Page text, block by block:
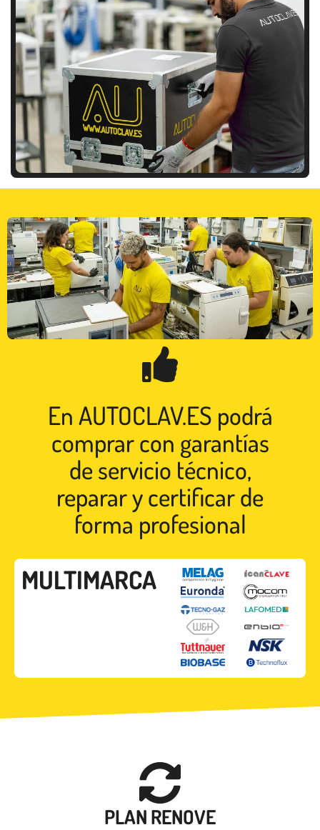
En AUTOCLAV.ES podrá
comprar con garantías
de servicio técnico,
reparar y certificar de
forma profesional
MULTIMARCA
PLAN RENOVE